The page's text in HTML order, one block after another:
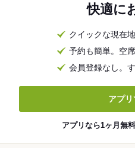
快適に
クイックな現在
予約も簡単。空
会員登録なし。
アプリ
アプリなら1ヶ月無